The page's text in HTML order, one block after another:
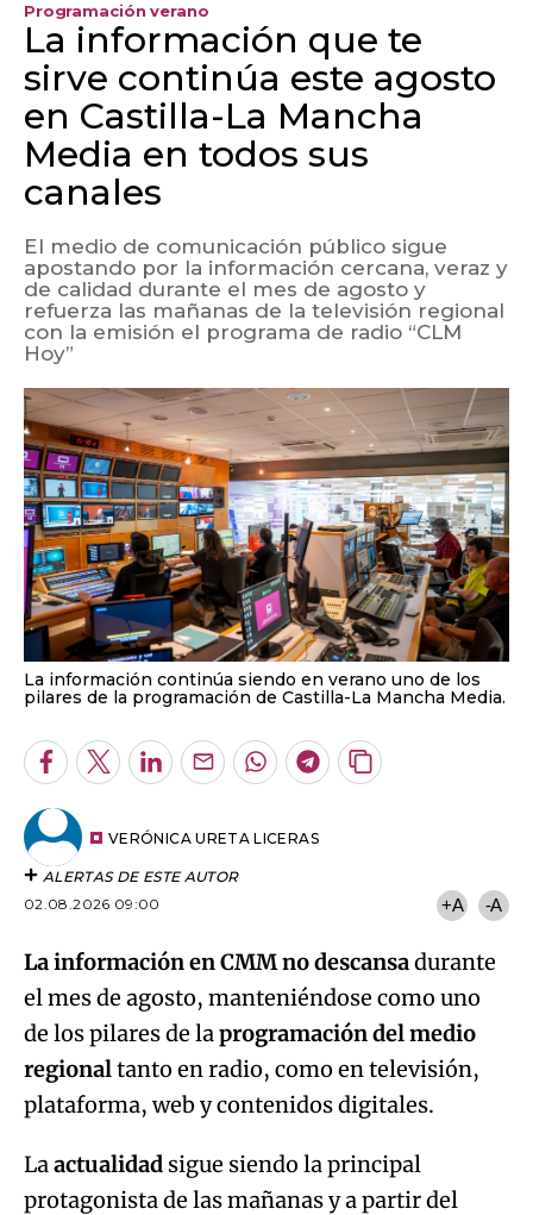
Programación verano
La información que te
sirve continúa este agosto
en Castilla-La Mancha
Media en todos sus
canales
El medio de comunicación público sigue
apostando por la información cercana, veraz y
de calidad durante el mes de agosto y
refuerza las mañanas de la televisión regional
con la emisión el programa de radio “CLM
Hoy”
La información continúa siendo en verano uno de los
pilares de la programación de Castilla-La Mancha Media.
Facebook
TwitterLinkedInEnviarWhatsapp
Telegram
Copiar
VERÓNICA URETA LICERAS
ALERTAS DE ESTE AUTOR
02.08.2026 09:00
+A -A
La información en CMM no descansadurante
el mes de agosto, manteniéndose como uno
de los pilares de laprogramación del medio
regionaltanto en radio, como en televisión,
plataforma, web y contenidos digitales.
Laactualidad sigue siendo la principal
protagonista de las mañanas y a partir del